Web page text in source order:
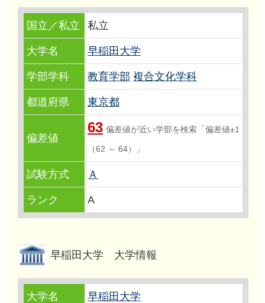
国立／私立 私立
大学名 早稲田大学
学部学科 教育学部 複合文化学科
都道府県 東京都
偏差値
63 偏差値が近い学部を検索「偏差値±1
（62 ～ 64）」
試験方式 Ａ
ランク A
早稲田大学 大学情報
大学名 早稲田大学